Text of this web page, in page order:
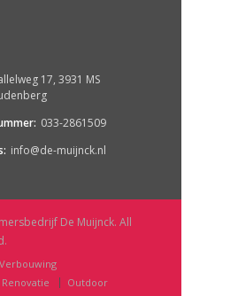
17, 3931 MS
033-2861509
info@de-muijnck.nl
De Muijnck. All
Verbouwing
Outdoor